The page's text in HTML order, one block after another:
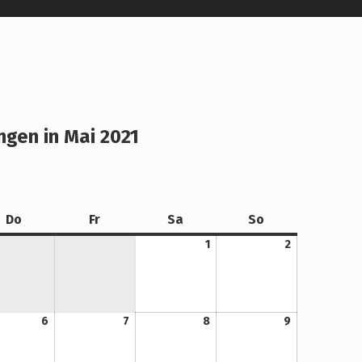
in Mai 2021
Do Fr Sa So
1
1. Mai 2021
2
2. Mai 2021
6
6. Mai 2021
7
7. Mai 2021
8
8. Mai 2021
9
9. Mai 2021